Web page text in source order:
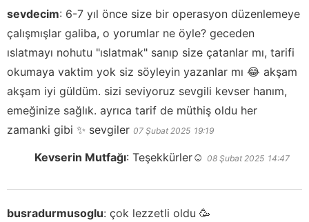
sevdecim: 6-7 yıl önce size bir operasyon düzenlemeye
çalışmışlar galiba, o yorumlar ne öyle? geceden
ıslatmayı nohutu "ıslatmak" sanıp size çatanlar mı, tarifi
okumaya vaktim yok siz söyleyin yazanlar mı 😂 akşam
akşam iyi güldüm. sizi seviyoruz sevgili kevser hanım,
emeğinize sağlık. ayrıca tarif de müthiş oldu her
zamanki gibi ✨️ sevgiler 07 Şubat 2025 19:19
Kevserin Mutfağı: Teşekkürler☺️ 08 Şubat 2025 14:47
busradurmusoglu: çok lezzetli oldu 🥳